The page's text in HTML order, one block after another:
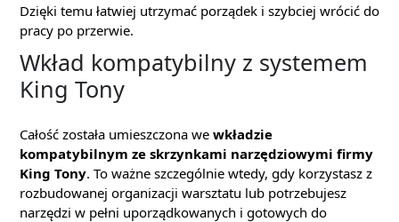
Dzięki temu łatwiej utrzymać porządek i szybciej wrócić do
pracy po przerwie.
Wkład kompatybilny z systemem
King Tony
Całość została umieszczona we wkładzie
kompatybilnym ze skrzynkami narzędziowymi firmy
King Tony. To ważne szczególnie wtedy, gdy korzystasz z
rozbudowanej organizacji warsztatu lub potrzebujesz
narzędzi w pełni uporządkowanych i gotowych do